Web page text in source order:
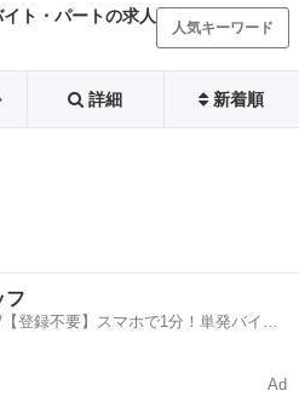
ト・パートの求人
人気キーワード
詳細 新着順
フ
登録不要】スマホで1分！単発バイト
Ad